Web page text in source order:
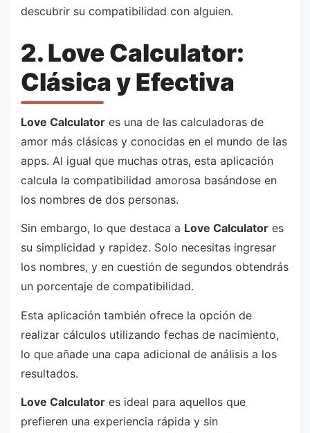
descubrir su compatibilidad con alguien.
2. Love Calculator:
Clásica y Efectiva
Love Calculator es una de las calculadoras de
amor más clásicas y conocidas en el mundo de las
apps. Al igual que muchas otras, esta aplicación
calcula la compatibilidad amorosa basándose en
los nombres de dos personas.
Sin embargo, lo que destaca a Love Calculator es
su simplicidad y rapidez. Solo necesitas ingresar
los nombres, y en cuestión de segundos obtendrás
un porcentaje de compatibilidad.
Esta aplicación también ofrece la opción de
realizar cálculos utilizando fechas de nacimiento,
lo que añade una capa adicional de análisis a los
resultados.
Love Calculator es ideal para aquellos que
prefieren una experiencia rápida y sin